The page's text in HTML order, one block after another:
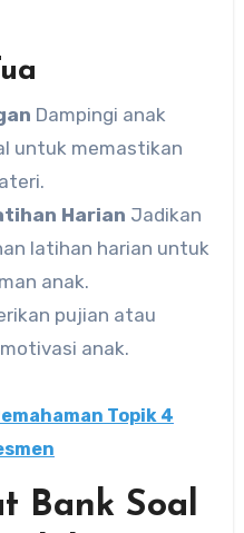
Dampingi anak
untuk memastikan
Harian Jadikan
latihan harian untuk
anak.
pujian atau
anak.
Topik 4
Bank Soal